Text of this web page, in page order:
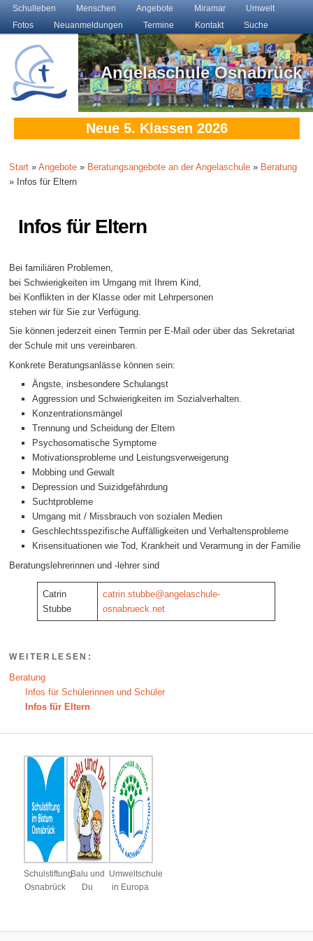
Main menu
Skip to primary content
Skip to secondary content
Schulleben Menschen Angebote Miramar
Umwelt
Fotos
Neuanmeldungen Termine Kontakt Suche
Angelaschule Osnabrück
Neue 5. Klassen 2026
Start »Angebote » Beratungsangebote an der Angelaschule » Beratung
» Infos für Eltern
Infos für Eltern
Bei familiären Problemen,
bei Schwierigkeiten im Umgang mit Ihrem Kind,
bei Konflikten in der Klasse oder mit Lehrpersonen
stehen wir für Sie zur Verfügung.
Sie können jederzeit einen Termin per E-Mail oder über das Sekretariat
der Schule mit uns vereinbaren.
Konkrete Beratungsanlässe können sein:
Ängste, insbesondere Schulangst
Aggression und Schwierigkeiten im Sozialverhalten.
Konzentrationsmängel
Trennung und Scheidung der Eltern
Psychosomatische Symptome
Motivationsprobleme und Leistungsverweigerung
Mobbing und Gewalt
Depression und Suizidgefährdung
Suchtprobleme
Umgang mit / Missbrauch von sozialen Medien
Geschlechtsspezifische Auffälligkeiten und Verhaltensprobleme
Krisensituationen wie Tod, Krankheit und Verarmung in der Familie
Beratungslehrerinnen und -lehrer sind
Catrin
Stubbe
catrin.stubbe@angelaschule-
osnabrueck.net
WEITERLESEN:
Beratung
Infos für Schülerinnen und Schüler
Infos für Eltern
Schulstiftung
Osnabrück
Balu und
Du
Umweltschule
in Europa